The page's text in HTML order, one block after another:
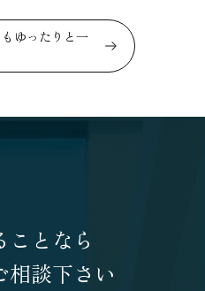
ゆったりと一
となら
相談下さい